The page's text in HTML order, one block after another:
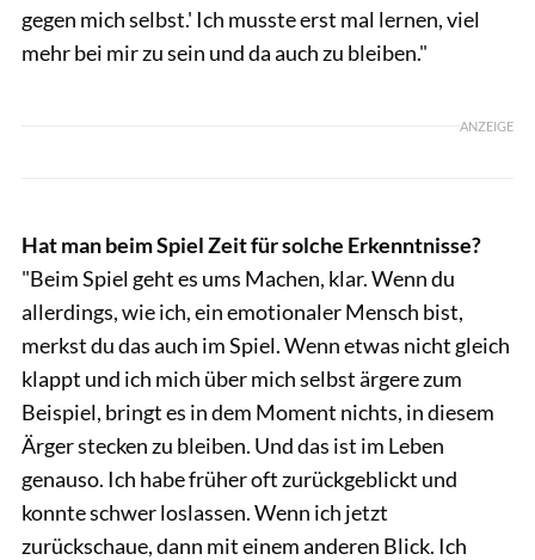
gegen mich selbst.' Ich musste erst mal lernen, viel
mehr bei mir zu sein und da auch zu bleiben."
ANZEIGE
Hat man beim Spiel Zeit für solche Erkenntnisse?
"Beim Spiel geht es ums Machen, klar. Wenn du
allerdings, wie ich, ein emotionaler Mensch bist,
merkst du das auch im Spiel. Wenn etwas nicht gleich
klappt und ich mich über mich selbst ärgere zum
Beispiel, bringt es in dem Moment nichts, in diesem
Ärger stecken zu bleiben. Und das ist im Leben
genauso. Ich habe früher oft zurückgeblickt und
konnte schwer loslassen. Wenn ich jetzt
zurückschaue, dann mit einem anderen Blick. Ich